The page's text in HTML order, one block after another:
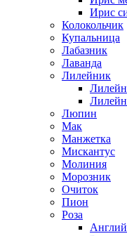
Ирис
Колокольчик
Купальница
Лабазник
Лаванда
Лилейник
Люпин
Мак
Манжетка
Мискантус
Молиния
Морозник
Очиток
Пион
Роза